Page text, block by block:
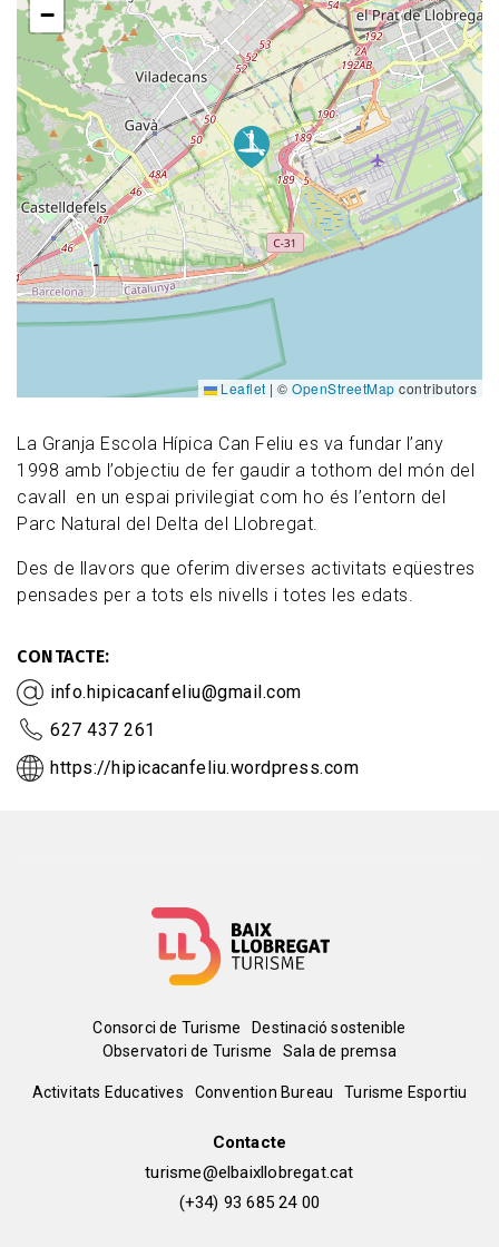
La Granja Escola Hípica Can Feliu es va fundar l’any
1998 amb l’objectiu de fer gaudir a tothom del món del
cavall en un espai privilegiat com ho és l’entorn del
Parc Natural del Delta del Llobregat.
Des de llavors que oferim diverses activitats eqüestres
pensades per a tots els nivells i totes les edats.
CONTACTE
info.hipicacanfeliu@gmail.com
627 437 261
https://hipicacanfeliu.wordpress.com
−
Leaflet | © OpenStreetMap contributors
Menú
del
Consorci de Turisme
Destinació sostenible
Observatori de Turisme
Sala de premsa
Peu
Activitats Educatives Convention Bureau Turisme Esportiu
Contacte
turisme@elbaixllobregat.cat
(+34) 93 685 24 00